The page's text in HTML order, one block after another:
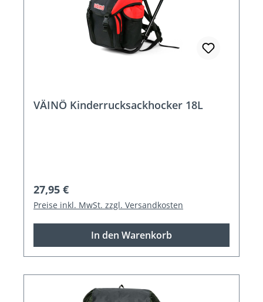
VÄINÖ Kinderrucksackhocker 18L
Regulärer Preis:
27,95 €
Preise inkl. MwSt. zzgl. Versandkosten
In den Warenkorb